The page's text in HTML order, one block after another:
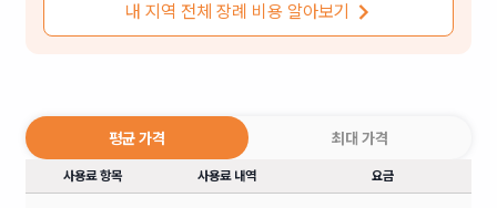
내 지역 전체 장례 비용 알아보기
평균 가격 최대 가격
사용료 항목 사용료 내역 요금